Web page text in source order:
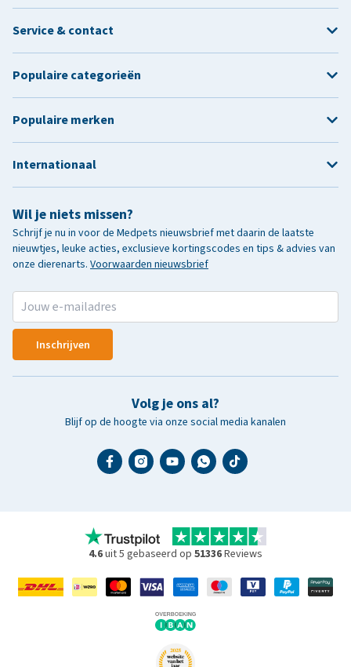
Wil je niets missen?
Schrijf je nu in voor de Medpets nieuwsbrief met daarin de laatste
nieuwtjes, leuke acties, exclusieve kortingscodes en tips & advies van
onze dierenarts. Voorwaarden nieuwsbrief
Inschrijven
Volg je ons al?
Blijf op de hoogte via onze social media kanalen
Service & contact
Populaire categorieën
Populaire merken
Internationaal
4.6uit 5 gebaseerd op 51336Reviews